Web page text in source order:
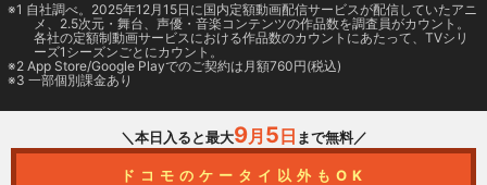
1 自社調べ。2025年12月15日に国内定額動画配信サービスが配信していたアニ
メ、2.5次元・舞台、声優・音楽コンテンツの作品数を調査員がカウント。
各社の定額制動画サービスにおける作品数のカウントにあたって、TVシリ
ーズ1シーズンごとにカウント。
2 App Store/Google Playでのご契約は月額760円(税込)
3 一部個別課金あり
＼本日入ると最大9月 5 日 まで無料／
ドコモのケータイ以外もOK